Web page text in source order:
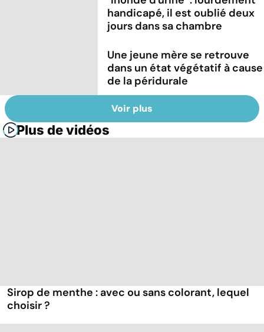
handicapé, il est oublié deux
jours dans sa chambre
Une jeune mère se retrouve
dans un état végétatif à cause
de la péridurale
Voir plus
Plus de vidéos
Sirop de menthe : avec ou sans colorant, lequel
choisir ?